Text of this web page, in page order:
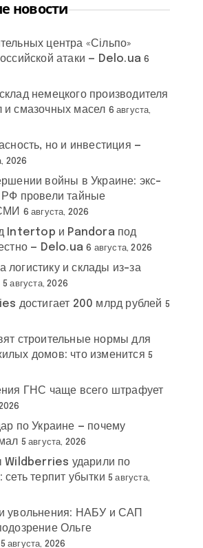
Тимошенкогейт #
Тимошенко
новости
центра «Сільпо»
атаки — Delo.ua 6
немецкого производителя
и смазочных масел 6 августа,
но и инвестиция —
2026
войны в Украине: экс-
провели тайные
6 августа, 2026
Intertop и Pandora под
— Delo.ua 6 августа, 2026
логистику и склады из-за
5 августа, 2026
достигает 200 млрд рублей 5
строительные нормы для
домов: что изменится 5
ГНС чаще всего штрафует
по Украине — почему
5 августа, 2026
Wildberries ударили по
терпит убытки 5 августа,
увольнения: НАБУ и САП
Ольге
5 августа, 2026